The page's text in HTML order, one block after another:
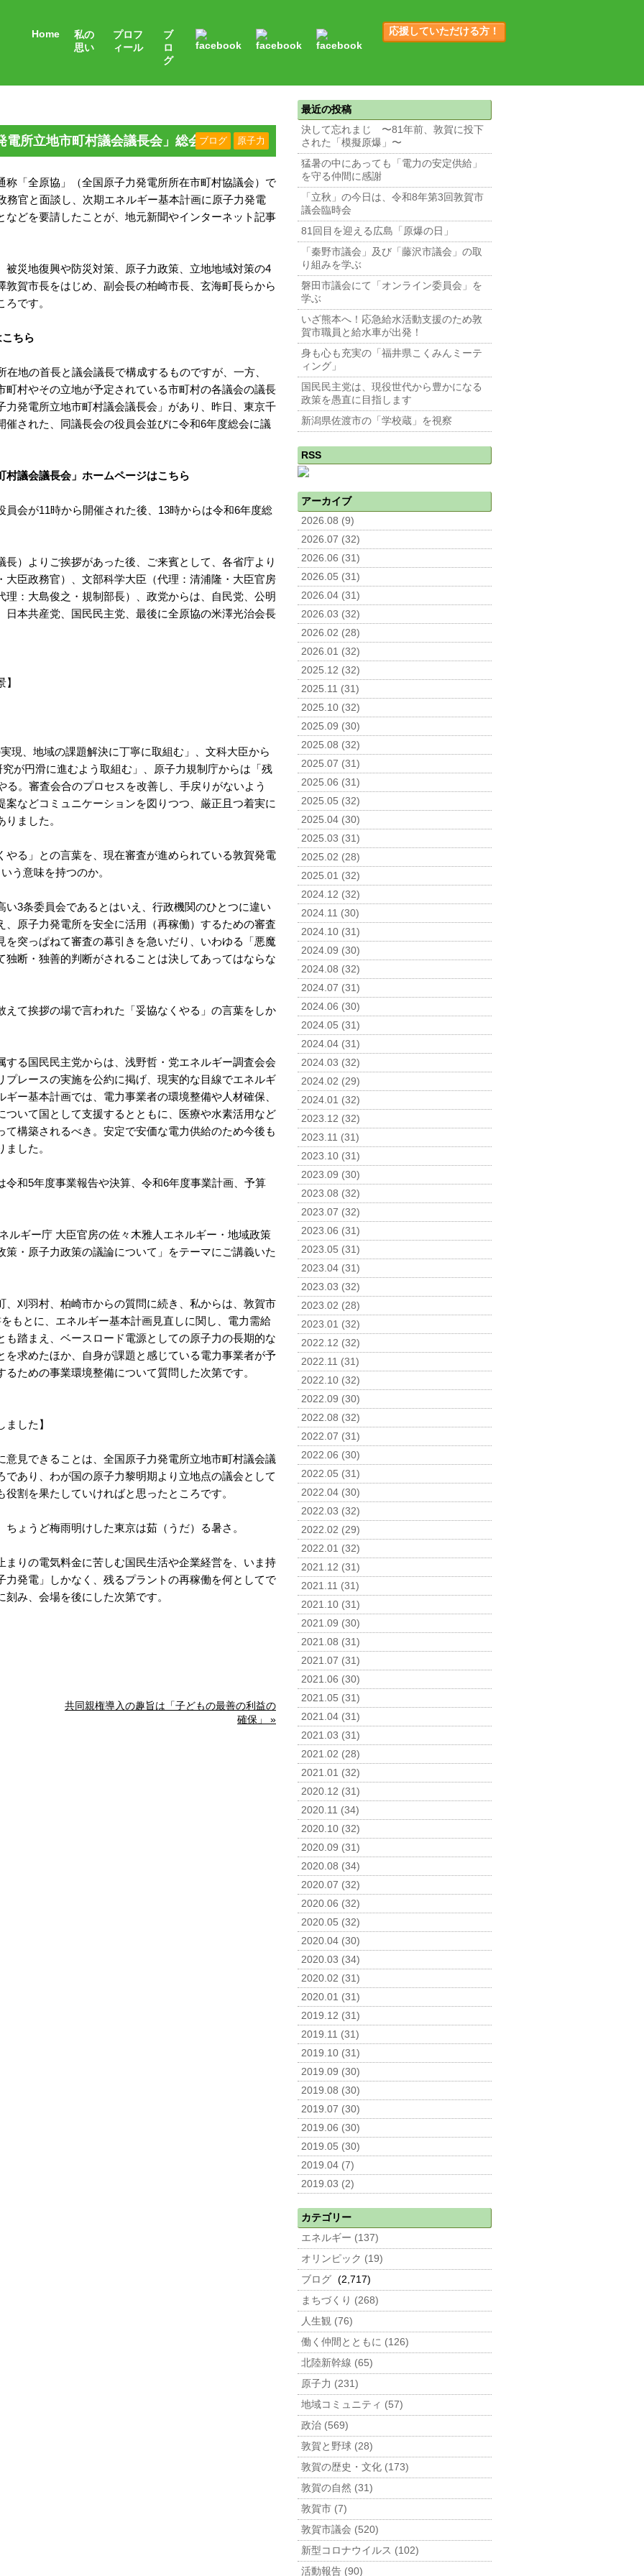
Home
私の
思い
プロフ
ィール
ブ
ロ
グ
応援していただける方！
電所立地市町村議会議長会」総会ブログ 原子力
称「全原協」（全国原子力発電所所在市町村協議会）で
務官と面談し、次期エネルギー基本計画に原子力発電
などを要請したことが、地元新聞やインターネット記事
被災地復興や防災対策、原子力政策、立地地域対策の4
敦賀市長をはじめ、副会長の柏崎市長、玄海町長らから
です。
ちら
在地の首長と議会議長で構成するものですが、一方、
町村やその立地が予定されている市町村の各議会の議長
力発電所立地市町村議会議長会」があり、昨日、東京千
催された、同議長会の役員会並びに令和6年度総会に議
議会議長会」ホームページはこちら
員会が11時から開催された後、13時からは令和6年度総
長）よりご挨拶があった後、ご来賓として、各省庁より
大臣政務官）、文部科学大臣（代理：清浦隆・大臣官房
理：大島俊之・規制部長）、政党からは、自民党、公明
日本共産党、国民民主党、最後に全原協の米澤光治会長
現、地域の課題解決に丁寧に取組む」、文科大臣から
が円滑に進むよう取組む」、原子力規制庁からは「残
る。審査会合のプロセスを改善し、手戻りがないよう
案などコミュニケーションを図りつつ、厳正且つ着実に
ました。
やる」との言葉を、現在審査が進められている敦賀発電
う意味を持つのか。
い3条委員会であるとはいえ、行政機関のひとつに違い
、原子力発電所を安全に活用（再稼働）するための審査
を突っぱねて審査の幕引きを急いだり、いわゆる「悪魔
独断・独善的判断がされることは決してあってはならな
えて挨拶の場で言われた「妥協なくやる」の言葉をしか
する国民民主党からは、浅野哲・党エネルギー調査会会
プレースの実施を公約に掲げ、現実的な目線でエネルギ
ー基本計画では、電力事業者の環境整備や人材確保、
ついて国として支援するとともに、医療や水素活用など
て構築されるべき。安定で安価な電力供給のため今後も
した。
令和5年度事業報告や決算、令和6年度事業計画、予算
ルギー庁 大臣官房の佐々木雅人エネルギー・地域政策
策・原子力政策の議論について」をテーマにご講義いた
、刈羽村、柏崎市からの質問に続き、私からは、敦賀市
もとに、エネルギー基本計画見直しに関し、電力需給
も踏まえ、ベースロード電源としての原子力の長期的な
を求めたほか、自身が課題と感じている電力事業者が予
ための事業環境整備について質問した次第です。
ました】
意見できることは、全国原子力発電所立地市町村議会議
であり、わが国の原子力黎明期より立地点の議会として
割を果たしていければと思ったところです。
ょうど梅雨明けした東京は茹（うだ）る暑さ。
まりの電気料金に苦しむ国民生活や企業経営を、いま持
力発電」しかなく、残るプラントの再稼働を何としてで
み、会場を後にした次第です。
共同親権導入の趣旨は「子どもの最善の利益の
確保」 »
最近の投稿
決して忘れまじ 〜81年前、敦賀に投下
された「模擬原爆」〜
猛暑の中にあっても「電力の安定供給」
を守る仲間に感謝
「立秋」の今日は、令和8年第3回敦賀市
議会臨時会
81回目を迎える広島「原爆の日」
「秦野市議会」及び「藤沢市議会」の取
り組みを学ぶ
磐田市議会にて「オンライン委員会」を
学ぶ
いざ熊本へ！応急給水活動支援のため敦
賀市職員と給水車が出発！
身も心も充実の「福井県こくみんミーテ
ィング」
国民民主党は、現役世代から豊かになる
政策を愚直に目指します
新潟県佐渡市の「学校蔵」を視察
RSS
アーカイブ
2026.08 (9)
2026.07 (32)
2026.06 (31)
2026.05 (31)
2026.04 (31)
2026.03 (32)
2026.02 (28)
2026.01 (32)
2025.12 (32)
2025.11 (31)
2025.10 (32)
2025.09 (30)
2025.08 (32)
2025.07 (31)
2025.06 (31)
2025.05 (32)
2025.04 (30)
2025.03 (31)
2025.02 (28)
2025.01 (32)
2024.12 (32)
2024.11 (30)
2024.10 (31)
2024.09 (30)
2024.08 (32)
2024.07 (31)
2024.06 (30)
2024.05 (31)
2024.04 (31)
2024.03 (32)
2024.02 (29)
2024.01 (32)
2023.12 (32)
2023.11 (31)
2023.10 (31)
2023.09 (30)
2023.08 (32)
2023.07 (32)
2023.06 (31)
2023.05 (31)
2023.04 (31)
2023.03 (32)
2023.02 (28)
2023.01 (32)
2022.12 (32)
2022.11 (31)
2022.10 (32)
2022.09 (30)
2022.08 (32)
2022.07 (31)
2022.06 (30)
2022.05 (31)
2022.04 (30)
2022.03 (32)
2022.02 (29)
2022.01 (32)
2021.12 (31)
2021.11 (31)
2021.10 (31)
2021.09 (30)
2021.08 (31)
2021.07 (31)
2021.06 (30)
2021.05 (31)
2021.04 (31)
2021.03 (31)
2021.02 (28)
2021.01 (32)
2020.12 (31)
2020.11 (34)
2020.10 (32)
2020.09 (31)
2020.08 (34)
2020.07 (32)
2020.06 (32)
2020.05 (32)
2020.04 (30)
2020.03 (34)
2020.02 (31)
2020.01 (31)
2019.12 (31)
2019.11 (31)
2019.10 (31)
2019.09 (30)
2019.08 (30)
2019.07 (30)
2019.06 (30)
2019.05 (30)
2019.04 (7)
2019.03 (2)
カテゴリー
エネルギー (137)
オリンピック (19)
ブログ (2,717)
まちづくり (268)
人生観 (76)
働く仲間とともに (126)
北陸新幹線 (65)
原子力 (231)
地域コミュニティ (57)
政治 (569)
敦賀と野球 (28)
敦賀の歴史・文化 (173)
敦賀の自然 (31)
敦賀市 (7)
敦賀市議会 (520)
新型コロナウイルス (102)
活動報告 (90)